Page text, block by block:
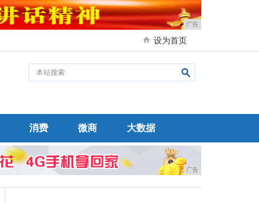
广告
设为首页
消费 微商 大数据
广告